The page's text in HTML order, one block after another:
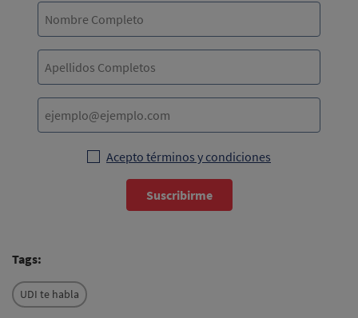
Acepto términos y condiciones
Suscribirme
Tags:
UDI te habla